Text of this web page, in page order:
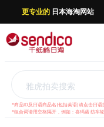
更专业的日本海淘网站
雅虎拍卖搜索
*商品ID及日语商品名(包括英语)请点击日语
*组合词请用空格隔开，例如：喜玛诺 纺车